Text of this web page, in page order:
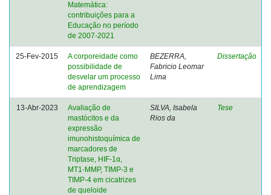
Matemática:
contribuições para a
Educação no período
de 2007-2021
25-Fev-2015
A corporeidade como
possibilidade de
desvelar um processo
de aprendizagem
BEZERRA,
Fabricio Leomar
Lima
Dissertação
13-Abr-2023
Avaliação de
mastócitos e da
expressão
imunohistoquímica de
marcadores de
Triptase, HIF-1α,
MT1-MMP, TIMP-3 e
TIMP-4 em cicatrizes
de queloide
SILVA, Isabela
Rios da
Tese